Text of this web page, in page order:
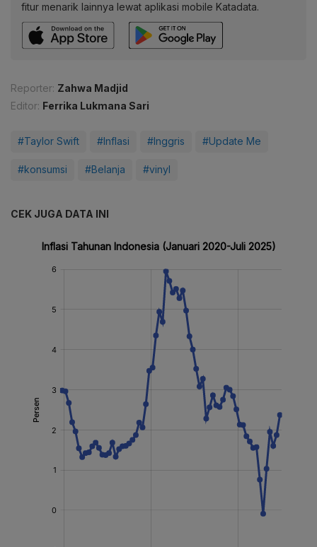
fitur menarik lainnya lewat aplikasi mobile Katadata.
Reporter: Zahwa Madjid
Editor: Ferrika Lukmana Sari
#Taylor Swift #Inflasi #Inggris #Update Me
#konsumsi #Belanja #vinyl
CEK JUGA DATA INI